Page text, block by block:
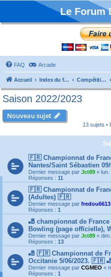
Le Forum
FAQ Arcade
Accueil Index du forum Compétitions
Saison 2022/2023
Nouveau sujet
13 sujets •
🇫🇷 Championnat de
Nantes/Saint Sébastien
Dernier message par Jct89 « lun.
Réponses : 11
🇫🇷 Championnat de
(Adultes) 🇫🇷
Dernier message par fredou6613
Réponses : 1
🎳 championnat de
Bowling (page officielle),
Dernier message par Jct89 «
Réponses : 13
🎳 🇫🇷 Championnat de
Occitanie 5/06/2023. 🇫🇷
Dernier message par CGMEO «
Réponses : 1